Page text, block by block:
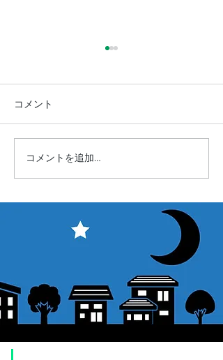
【レントミ】天文機材レ
ンタル数量ランキング
コメント
コメントを追加…